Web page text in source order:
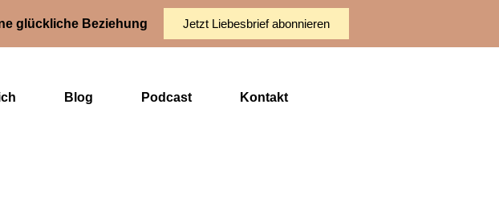
glückliche Beziehung Jetzt Liebesbrief abonnieren
Blog Podcast Kontakt